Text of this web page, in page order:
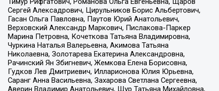
Сергей Алексадрович, Цирульников Борис Альбертович,
Гасан Ольга Павловна, Паутов Юрий Анатольевич,
Верховский Александр Маркович, Пислакова-Паркер
Марина Петровна, Кочеткова Татьяна Владимировна,
Чуркина Наталья Валерьевна, Акимова Татьяна
Николаевна, Золотарева Екатерина Александровна,
Рачинский Ян Збигневич, Жемкова Елена Борисовна,
Гудков Лев Дмитриевич, Илларионова Юлия Юрьевна,
Саранг Анна Васильевна, Захарова Светлана Сергеевна,
Аверин Владимир Анатольевич, Щур Татьяна Михайловна,